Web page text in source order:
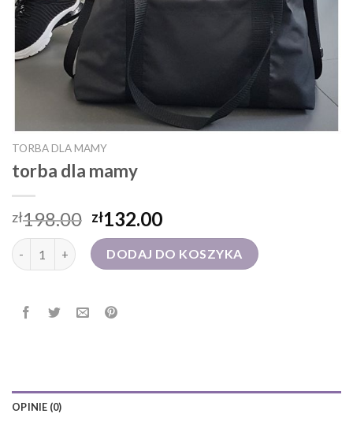
TORBA DLA MAMY
torba dla mamy
zł198.00 zł132.00
ilość torba dla mamyDODAJ DO KOSZYKA
OPINIE (0)